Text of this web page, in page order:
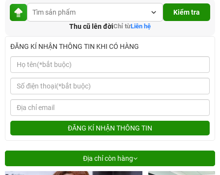
Kiểm tra
Thu cũ lên đờiChỉ từLiên hệ
ĐĂNG KÍ NHẬN THÔNG TIN KHI CÓ HÀNG
ĐĂNG KÍ NHẬN THÔNG TIN
Địa chỉ còn hàng